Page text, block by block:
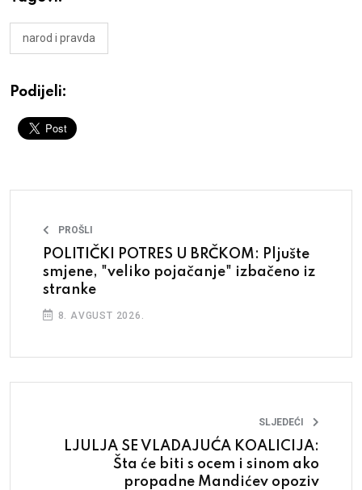
narod i pravda
Podijeli:
PROŠLI
POLITIČKI POTRES U BRČKOM: Pljušte
smjene, "veliko pojačanje" izbačeno iz
stranke
8. AVGUST 2026.
SLJEDEĆI
LJULJA SE VLADAJUĆA KOALICIJA:
Šta će biti s ocem i sinom ako
propadne Mandićev opoziv